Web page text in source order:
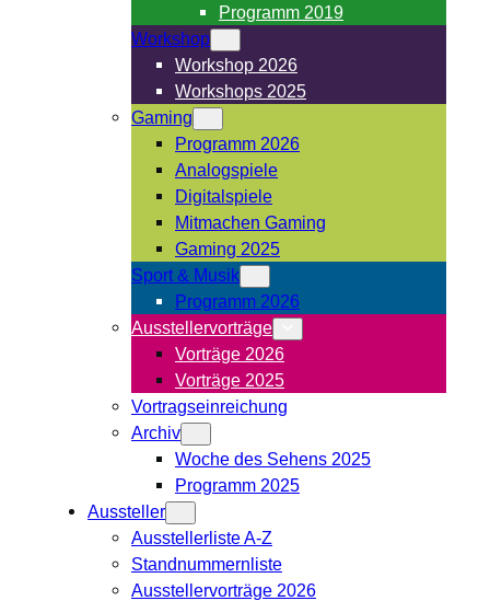
Programm 2019
Workshop
Workshop 2026
Workshops 2025
Gaming
Programm 2026
Analogspiele
Digitalspiele
Mitmachen Gaming
Gaming 2025
Sport & Musik
Programm 2026
Ausstellervorträge
Vorträge 2026
Vorträge 2025
Vortragseinreichung
Archiv
Woche des Sehens 2025
Programm 2025
Aussteller
Ausstellerliste A-Z
Standnummernliste
Ausstellervorträge 2026